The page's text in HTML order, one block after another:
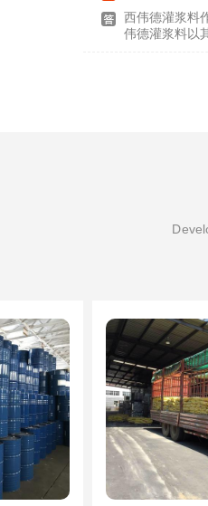
西伟德灌浆料
伟德灌浆料以